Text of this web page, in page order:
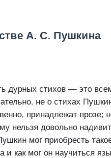
А. С. Пушкина
дурных стихов — это
не о стихах
принадлежат прозе;
нельзя довольно
мог приобресть
и как мог он научиться